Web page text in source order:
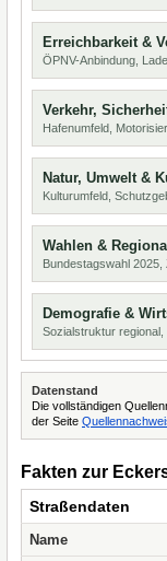
Erreichbarkeit &
ÖPNV-Anbindung,
Verkehr,
Hafenumfeld,
Natur, Umwelt &
Kulturumfeld,
Wahlen &
Bundestagswahl
Demografie &
Sozialstruktur
Datenstand
Die vollständigen
der Seite
Fakten zur
Straßendaten
Name